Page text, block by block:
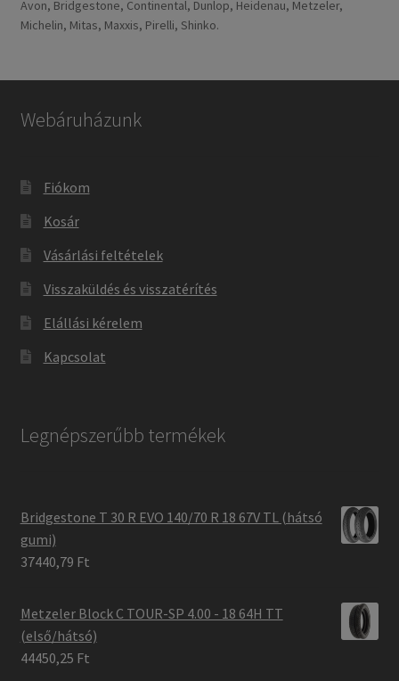
Avon, Bridgestone, Continental, Dunlop, Heidenau, Metzeler,
Michelin, Mitas, Maxxis, Pirelli, Shinko.
Webáruházunk
Fiókom
Kosár
Vásárlási feltételek
Visszaküldés és visszatérítés
Elállási kérelem
Kapcsolat
Legnépszerűbb termékek
Bridgestone T 30 R EVO 140/70 R 18 67V TL (hátsó
gumi)
37440,79 Ft
Metzeler Block C TOUR-SP 4.00 - 18 64H TT
(első/hátsó)
44450,25 Ft